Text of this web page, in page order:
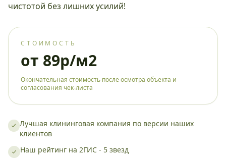
чистотой без лишних усилий!
СТОИМОСТЬ
от 89р/м2
Окончательная стоимость после осмотра объекта и
согласования чек-листа
Лучшая клининговая компания по версии наших
клиентов
Наш рейтинг на 2ГИС - 5 звезд